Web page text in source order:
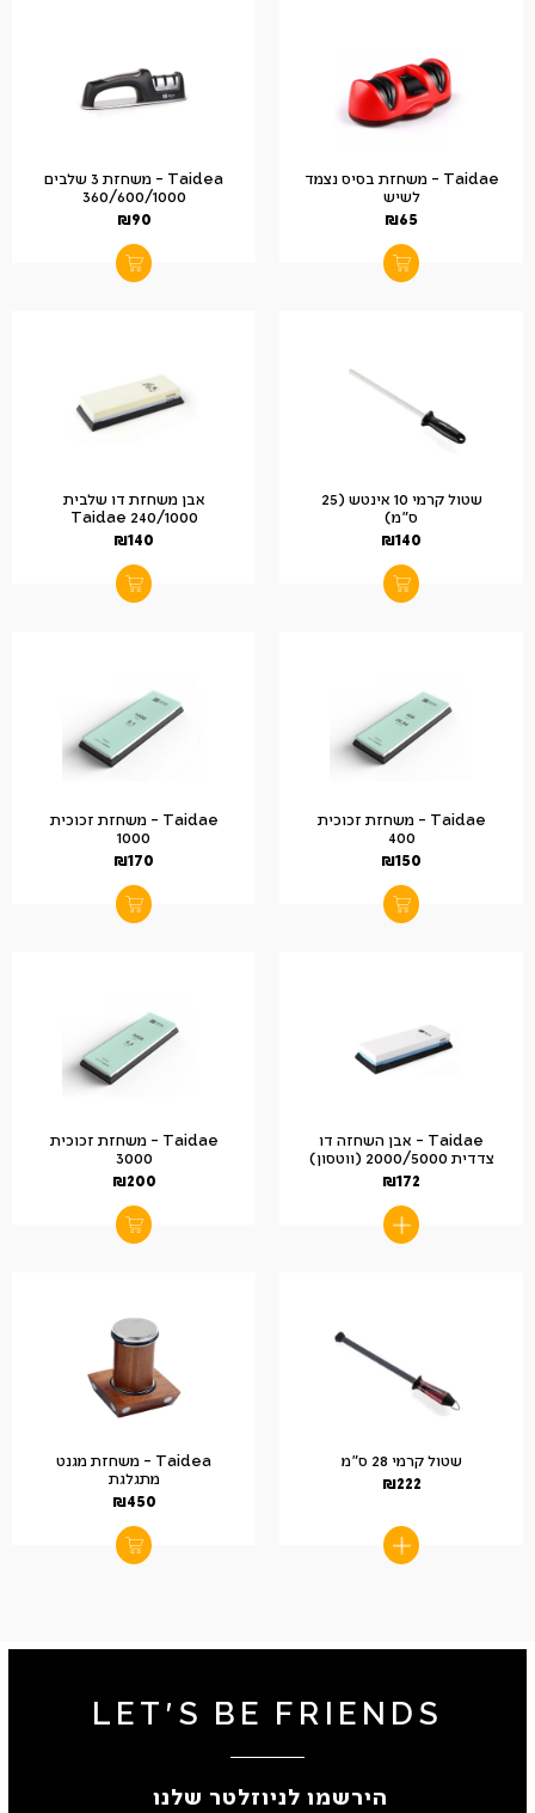
Taidae – משחזת בסיס נצמד
לשיש
₪65
Taidea – משחזת 3 שלבים
360/600/1000
₪90
שטול קרמי 10 אינטש (25
ס"מ)
₪140
אבן משחזת דו שלבית
Taidae 240/1000
₪140
Taidae – משחזת זכוכית
400
₪150
Taidae – משחזת זכוכית
1000
₪170
Taidae – אבן השחזה דו
צדדית 2000/5000 (ווטסון)
₪172
Taidae – משחזת זכוכית
3000
₪200
שטול קרמי 28 ס"מ
₪222
Taidea – משחזת מגנט
מתגלגת
₪450
LET'S BE FRIENDS
הירשמו לניוזלטר שלנו ​